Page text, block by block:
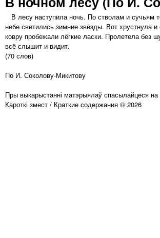
В лесу наступила ночь. По стволам и сучьям
небе светились зимние звёзды. Вот
ковру пробежали лёгкие ласки. Пролетела без
всё слышит и видит.
(70 слов)
По И. Соколову-Микитову
Пры выкарыстанні матэрыялаў спасылайцеся на
Кароткі змест / Краткие содержания © 2026